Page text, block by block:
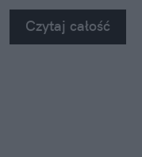
się za głowę.
Czytaj całość